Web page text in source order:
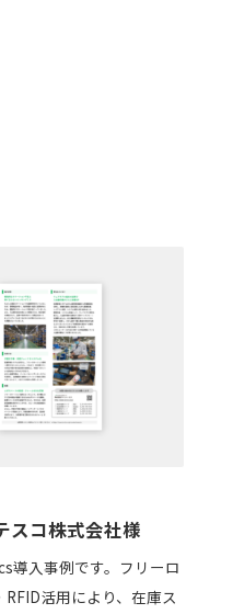
スコ株式会社様
導入事例です。フリーロ
活用により、在庫ス